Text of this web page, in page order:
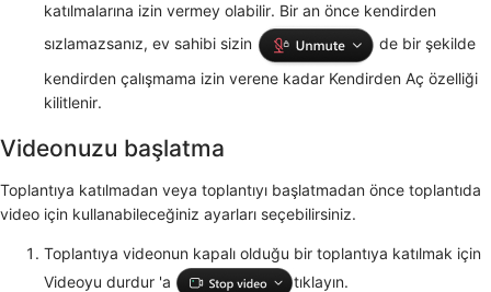
katılmalarına izin vermey olabilir. Bir an önce kendirden
sızlamazsanız, ev sahibi sizin
de bir şekilde
kendirden çalışmama izin verene kadar Kendirden Aç özelliği
kilitlenir.
Videonuzu başlatma
Toplantıya katılmadan veya toplantıyı başlatmadan önce toplantıda
video için kullanabileceğiniz ayarları seçebilirsiniz.
Toplantıya videonun kapalı olduğu bir toplantıya katılmak için
Videoyu durdur 'a tıklayın.